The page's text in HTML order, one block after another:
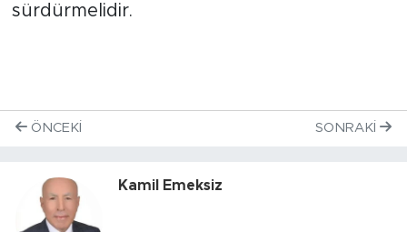
sürdürmelidir.
ÖNCEKI SONRAKI
Kamil Emeksiz